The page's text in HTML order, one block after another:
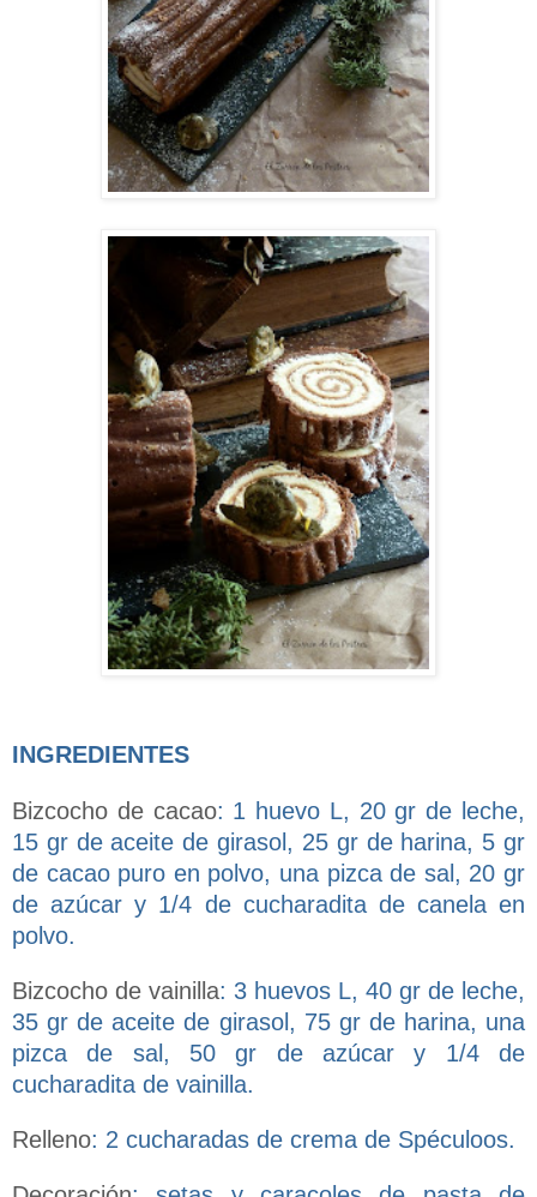
INGREDIENTES
Bizcocho de cacao: 1 huevo L, 20 gr de leche,
15 gr de aceite de girasol, 25 gr de harina, 5 gr
de cacao puro en polvo, una pizca de sal, 20 gr
de azúcar y 1/4 de cucharadita de canela en
polvo.
Bizcocho de vainilla: 3 huevos L, 40 gr de leche,
35 gr de aceite de girasol, 75 gr de harina, una
pizca de sal, 50 gr de azúcar y 1/4 de
cucharadita de vainilla.
Relleno: 2 cucharadas de crema de Spéculoos.